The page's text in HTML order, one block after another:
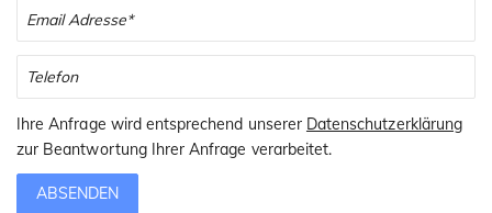
Ihre Anfrage wird entsprechend unserer Datenschutzerklärung
zur Beantwortung Ihrer Anfrage verarbeitet.
ABSENDEN